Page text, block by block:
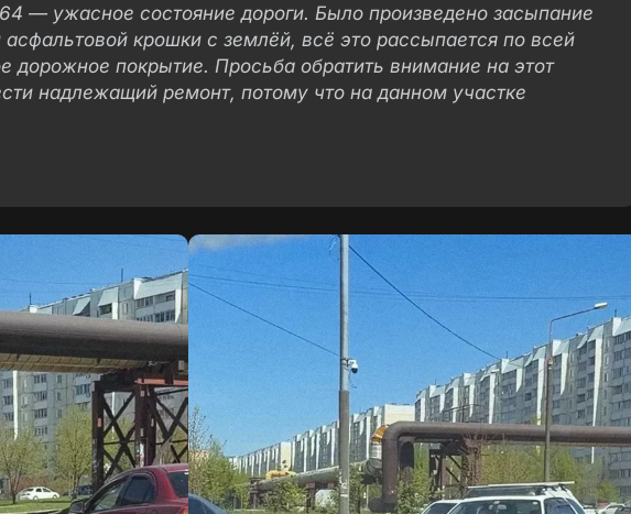
— ужасное состояние дороги. Было произведено засыпание
крошки с землёй, всё это рассыпается по всей
дорожное покрытие. Просьба обратить внимание на этот
надлежащий ремонт, потому что на данном участке